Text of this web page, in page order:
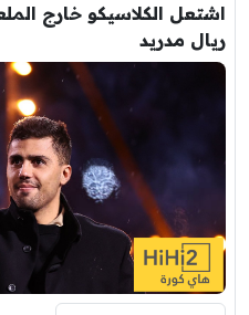
اشتعل الكلاسيكو خارج
ريال مدريد